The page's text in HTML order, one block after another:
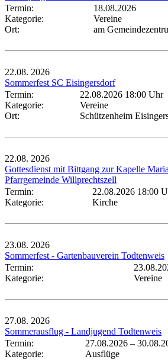
Termin:
18.08.2026
Kategorie:
Vereine
Ort:
am
22.08. 2026
Sommerfest SC Eisingersdorf
Termin:
22.08.2026 18:00 Uhr
Kategorie:
Vereine
Ort:
Schützenheim
22.08. 2026
Gottesdienst mit Bittgang zur Kapelle
Pfarrgemeinde Willprechtszell
Termin:
22.08.2026 18:00
Kategorie:
Kirche
23.08. 2026
Sommerfest - Gartenbauverein Todtenweis
Termin:
Kategorie:
Vereine
27.08. 2026
Sommerausflug - Landjugend Todtenweis
Termin:
27.08.2026 –
Kategorie:
Ausflüge